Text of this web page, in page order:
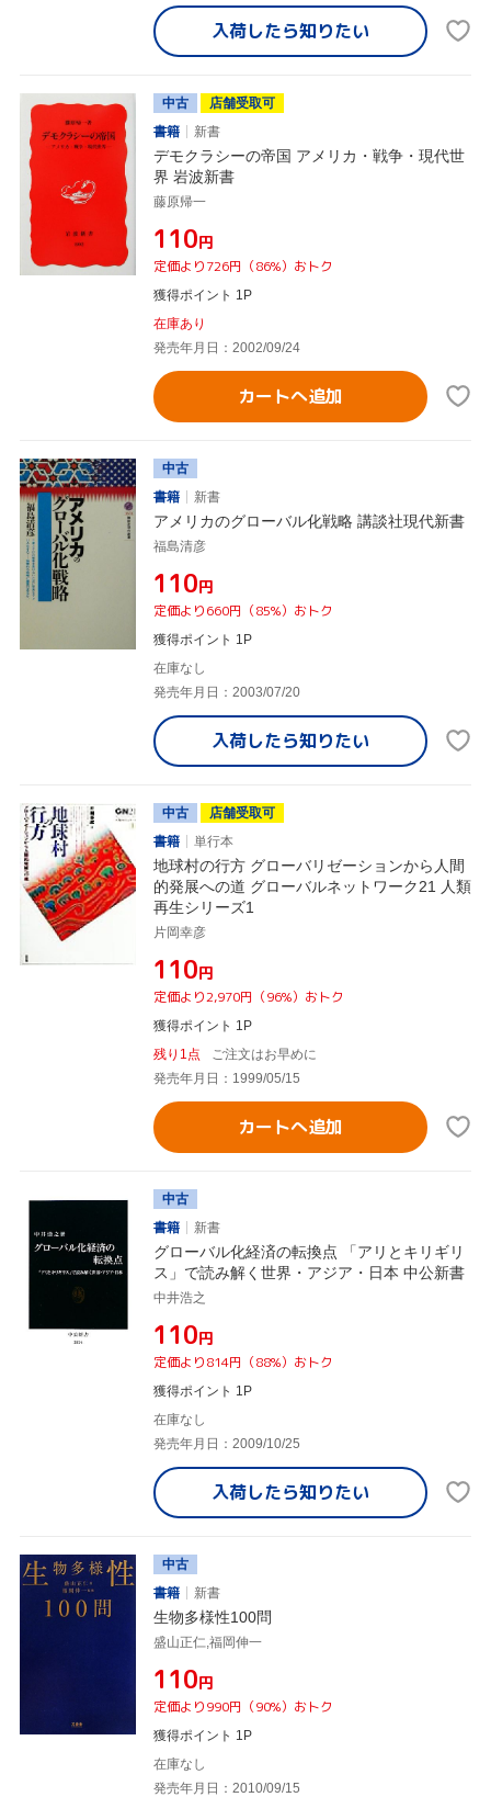
入荷したら知りたい
中古
店舗受取可
書籍
新書
デモクラシーの帝国 アメリカ・戦争・現代世
界 岩波新書
藤原帰一
¥110円
定価より726円（86%）おトク
獲得ポイント 1P
在庫あり
発売年月日：2002/09/24
カートへ追加
中古
書籍
新書
アメリカのグローバル化戦略 講談社現代新書
福島清彦
¥110円
定価より660円（85%）おトク
獲得ポイント 1P
在庫なし
発売年月日：2003/07/20
入荷したら知りたい
中古
店舗受取可
書籍
単行本
地球村の行方 グローバリゼーションから人間
的発展への道 グローバルネットワーク21 人類
再生シリーズ1
片岡幸彦
¥110円
定価より2,970円（96%）おトク
獲得ポイント 1P
残り1点
ご注文はお早めに
発売年月日：1999/05/15
カートへ追加
中古
書籍
新書
グローバル化経済の転換点 「アリとキリギリ
ス」で読み解く世界・アジア・日本 中公新書
中井浩之
¥110円
定価より814円（88%）おトク
獲得ポイント 1P
在庫なし
発売年月日：2009/10/25
入荷したら知りたい
中古
書籍
新書
生物多様性100問
盛山正仁,福岡伸一
¥110円
定価より990円（90%）おトク
獲得ポイント 1P
在庫なし
発売年月日：2010/09/15